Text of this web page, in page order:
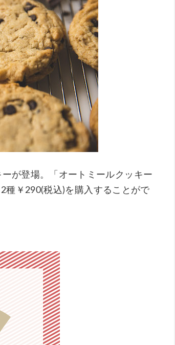
が登場。「オートミールクッキー
種￥290(税込)を購入することがで